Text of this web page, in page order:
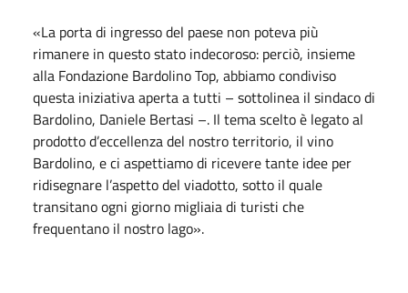
«La porta di ingresso del paese non poteva più
rimanere in questo stato indecoroso: perciò, insieme
alla Fondazione Bardolino Top, abbiamo condiviso
questa iniziativa aperta a tutti – sottolinea il sindaco di
Bardolino, Daniele Bertasi –. Il tema scelto è legato al
prodotto d’eccellenza del nostro territorio, il vino
Bardolino, e ci aspettiamo di ricevere tante idee per
ridisegnare l’aspetto del viadotto, sotto il quale
transitano ogni giorno migliaia di turisti che
frequentano il nostro lago».